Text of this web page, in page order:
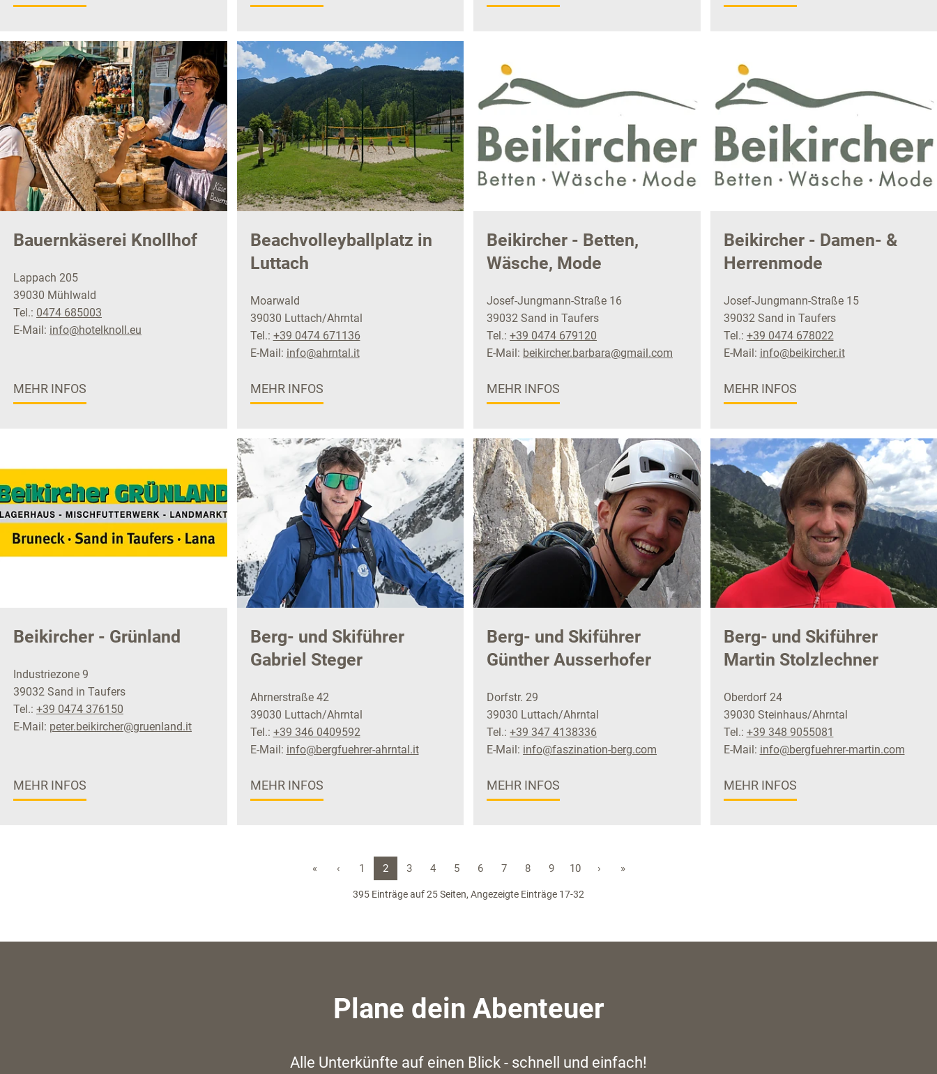
Bauernkäserei Knollhof
Lappach 205
39030 Mühlwald
Tel.: 0474 685003
E-Mail: info@hotelknoll.eu
MEHR INFOS
Beachvolleyballplatz in
Luttach
Moarwald
39030 Luttach/Ahrntal
Tel.: +39 0474 671136
E-Mail: info@ahrntal.it
MEHR INFOS
Beikircher - Betten,
Wäsche, Mode
Josef-Jungmann-Straße 16
39032 Sand in Taufers
Tel.: +39 0474 679120
E-Mail: beikircher.barbara@gmail.com
MEHR INFOS
Beikircher - Damen- &
Herrenmode
Josef-Jungmann-Straße 15
39032 Sand in Taufers
Tel.: +39 0474 678022
E-Mail: info@beikircher.it
MEHR INFOS
Beikircher - Grünland
Industriezone 9
39032 Sand in Taufers
Tel.: +39 0474 376150
E-Mail: peter.beikircher@gruenland.it
MEHR INFOS
Berg- und Skiführer
Gabriel Steger
Ahrnerstraße 42
39030 Luttach/Ahrntal
Tel.: +39 346 0409592
E-Mail: info@bergfuehrer-ahrntal.it
MEHR INFOS
Berg- und Skiführer
Günther Ausserhofer
Dorfstr. 29
39030 Luttach/Ahrntal
Tel.: +39 347 4138336
E-Mail: info@faszination-berg.com
MEHR INFOS
Berg- und Skiführer
Martin Stolzlechner
Oberdorf 24
39030 Steinhaus/Ahrntal
Tel.: +39 348 9055081
E-Mail: info@bergfuehrer-martin.com
MEHR INFOS
« ‹ 1 2 3 4 5 6 7 8 9 10 › »
395 Einträge auf 25 Seiten, Angezeigte Einträge 17-32
Plane dein Abenteuer
Alle Unterkünfte auf einen Blick - schnell und einfach!